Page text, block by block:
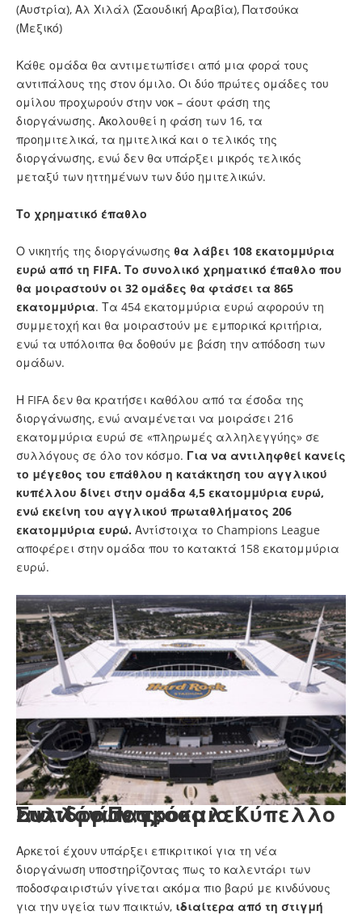
(Αυστρία), Αλ Χιλάλ (Σαουδική Αραβία), Πατσούκα
(Μεξικό)
Κάθε ομάδα θα αντιμετωπίσει από μια φορά τους
αντιπάλους της στον όμιλο. Οι δύο πρώτες ομάδες του
ομίλου προχωρούν στην νοκ – άουτ φάση της
διοργάνωσης. Ακολουθεί η φάση των 16, τα
προημιτελικά, τα ημιτελικά και ο τελικός της
διοργάνωσης, ενώ δεν θα υπάρξει μικρός τελικός
μεταξύ των ηττημένων των δύο ημιτελικών.
Το χρηματικό έπαθλο
Ο νικητής της διοργάνωσης θα λάβει 108 εκατομμύρια
ευρώ από τη FIFA. Το συνολικό χρηματικό έπαθλο που
θα μοιραστούν οι 32 ομάδες θα φτάσει τα 865
εκατομμύρια. Τα 454 εκατομμύρια ευρώ αφορούν τη
συμμετοχή και θα μοιραστούν με εμπορικά κριτήρια,
ενώ τα υπόλοιπα θα δοθούν με βάση την απόδοση των
ομάδων.
Η FIFA δεν θα κρατήσει καθόλου από τα έσοδα της
διοργάνωσης, ενώ αναμένεται να μοιράσει 216
εκατομμύρια ευρώ σε «πληρωμές αλληλεγγύης» σε
συλλόγους σε όλο τον κόσμο. Για να αντιληφθεί κανείς
το μέγεθος του επάθλου η κατάκτηση του αγγλικού
κυπέλλου δίνει στην ομάδα 4,5 εκατομμύρια ευρώ,
ενώ εκείνη του αγγλικού πρωταθλήματος 206
εκατομμύρια ευρώ. Αντίστοιχα το Champions League
αποφέρει στην ομάδα που το κατακτά 158 εκατομμύρια
ευρώ.
Γιατί το Παγκόσμιο Κύπελλο Συλλόγων προκαλεί αντιδράσεις;
Αρκετοί έχουν υπάρξει επικριτικοί για τη νέα
διοργάνωση υποστηρίζοντας πως το καλεντάρι των
ποδοσφαιριστών γίνεται ακόμα πιο βαρύ με κινδύνους
για την υγεία των παικτών, ιδιαίτερα από τη στιγμή